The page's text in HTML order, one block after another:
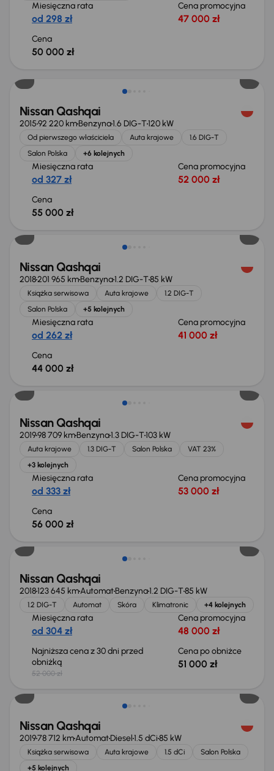
Miesięczna rata
od 298 zł
Cena promocyjna
47 000 zł
Cena
50 000 zł
Nissan Qashqai
201592 220 kmBenzyna1.6 DIG-T120 kW
Od pierwszego właściciela Auta krajowe
1.6 DIG-T
Salon Polska
+6 kolejnych
Miesięczna rata
od 327 zł
Cena promocyjna
52 000 zł
Cena
55 000 zł
Nissan Qashqai
2018201 965 kmBenzyna1.2 DIG-T85 kW
Książka serwisowa Auta krajowe
1.2 DIG-T
Salon Polska
+5 kolejnych
Miesięczna rata
od 262 zł
Cena promocyjna
41 000 zł
Cena
44 000 zł
Nissan Qashqai
201998 709 kmBenzyna1.3 DIG-T103 kW
Auta krajowe 1.3 DIG-T Salon Polska
VAT 23%
+3 kolejnych
Miesięczna rata
od 333 zł
Cena promocyjna
53 000 zł
Cena
56 000 zł
Taniej o 1 000 zł
Nissan Qashqai
2018123 645 kmAutomatBenzyna1.2 DIG-T85 kW
1.2 DIG-T Automat Skóra Klimatronic +4 kolejnych
Miesięczna rata
od 304 zł
Cena promocyjna
48 000 zł
Najniższa cena z 30 dni przed
obniżką
52 000 zł
Cena po obniżce
51 000 zł
Taniej o 1 000 zł
Nissan Qashqai
201978 712 kmAutomatDiesel1.5 dCi85 kW
Książka serwisowa Auta krajowe 1.5 dCi
Salon Polska
+5 kolejnych